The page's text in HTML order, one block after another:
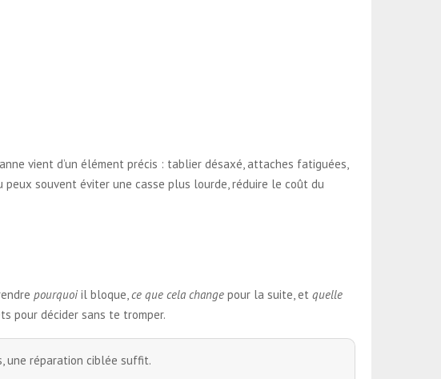
vient d’un élément précis : tablier désaxé, attaches fatiguées,
souvent éviter une casse plus lourde, réduire le coût du
pourquoi il bloque, ce que cela change pour la suite, et quelle
pour décider sans te tromper.
une réparation ciblée suffit.